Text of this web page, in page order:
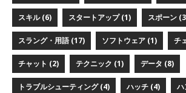
スキル (6) スタートアップ (1) スポーン
スラング・用語 (17) ソフトウェア (1) チ
チャット (2) テクニック (1) データ (8)
トラブルシューティング (4) ハッチ (4) ハ